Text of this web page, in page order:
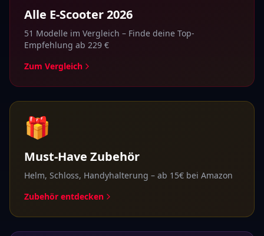
Alle E-Scooter 2026
51 Modelle im Vergleich – Finde deine Top-
Empfehlung ab 229 €
Zum Vergleich
🎁
Must-Have Zubehör
Helm, Schloss, Handyhalterung – ab 15€ bei Amazon
Zubehör entdecken